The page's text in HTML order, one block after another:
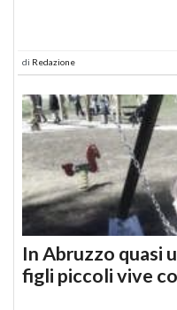
di Redazione
In Abruzzo quasi
figli piccoli vive